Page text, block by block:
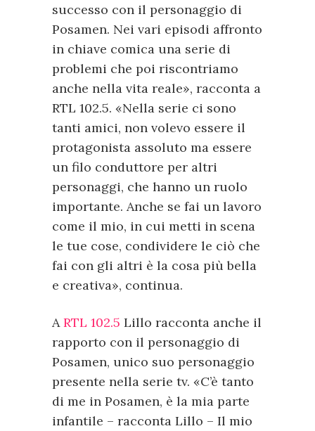
successo con il personaggio di
Posamen. Nei vari episodi affronto
in chiave comica una serie di
problemi che poi riscontriamo
anche nella vita reale», racconta a
RTL 102.5. «Nella serie ci sono
tanti amici, non volevo essere il
protagonista assoluto ma essere
un filo conduttore per altri
personaggi, che hanno un ruolo
importante. Anche se fai un lavoro
come il mio, in cui metti in scena
le tue cose, condividere le ciò che
fai con gli altri è la cosa più bella
e creativa», continua.
ARTL 102.5 Lillo racconta anche il
rapporto con il personaggio di
Posamen, unico suo personaggio
presente nella serie tv. «C’è tanto
di me in Posamen, è la mia parte
infantile – racconta Lillo – Il mio